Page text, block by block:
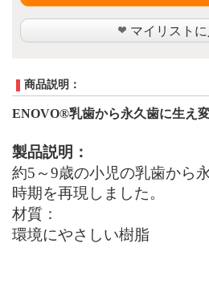
マイリスト
商品説明：
ENOVO®乳歯から永久歯に生え
製品説明：
約5～9歳の小児の乳歯から
時期を再現しました。
材質：
環境にやさしい樹脂